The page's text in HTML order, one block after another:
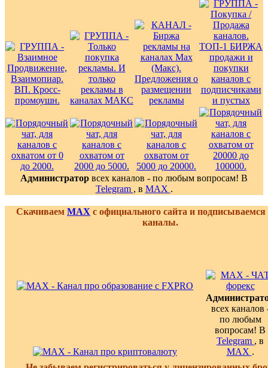
Администратор всех каналов - по любым вопросам! В
Telegram , в MAX .
Скачиваем MAX с официального сайта и
каналы.
всех каналов
по любым
вопросам! В
Telegram , в
MAX .